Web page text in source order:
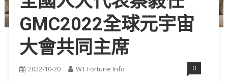
GMC2022全球元宇宙
大會共同主席
2022-10-20 WT Fortune Info 0